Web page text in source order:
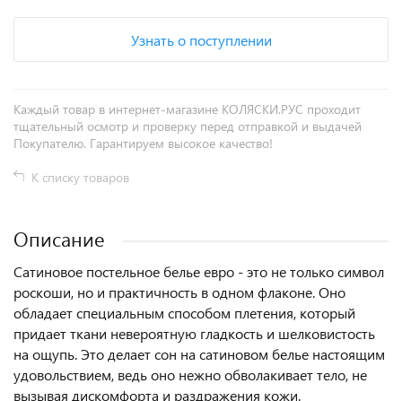
Узнать о поступлении
Каждый товар в интернет-магазине КОЛЯСКИ.РУС проходит
тщательный осмотр и проверку перед отправкой и выдачей
Покупателю. Гарантируем высокое качество!
К списку товаров
Описание
Сатиновое постельное белье евро - это не только символ
роскоши, но и практичность в одном флаконе. Оно
обладает специальным способом плетения, который
придает ткани невероятную гладкость и шелковистость
на ощупь. Это делает сон на сатиновом белье настоящим
удовольствием, ведь оно нежно обволакивает тело, не
вызывая дискомфорта и раздражения кожи.